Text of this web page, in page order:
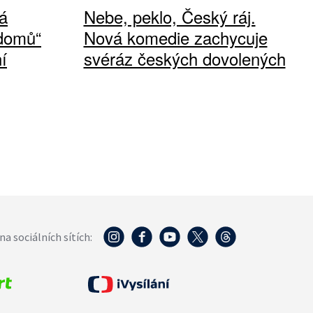
Nebe, peklo, Český ráj.
Nová komedie zachycuje
svéráz českých dovolených
sociálních sítích: